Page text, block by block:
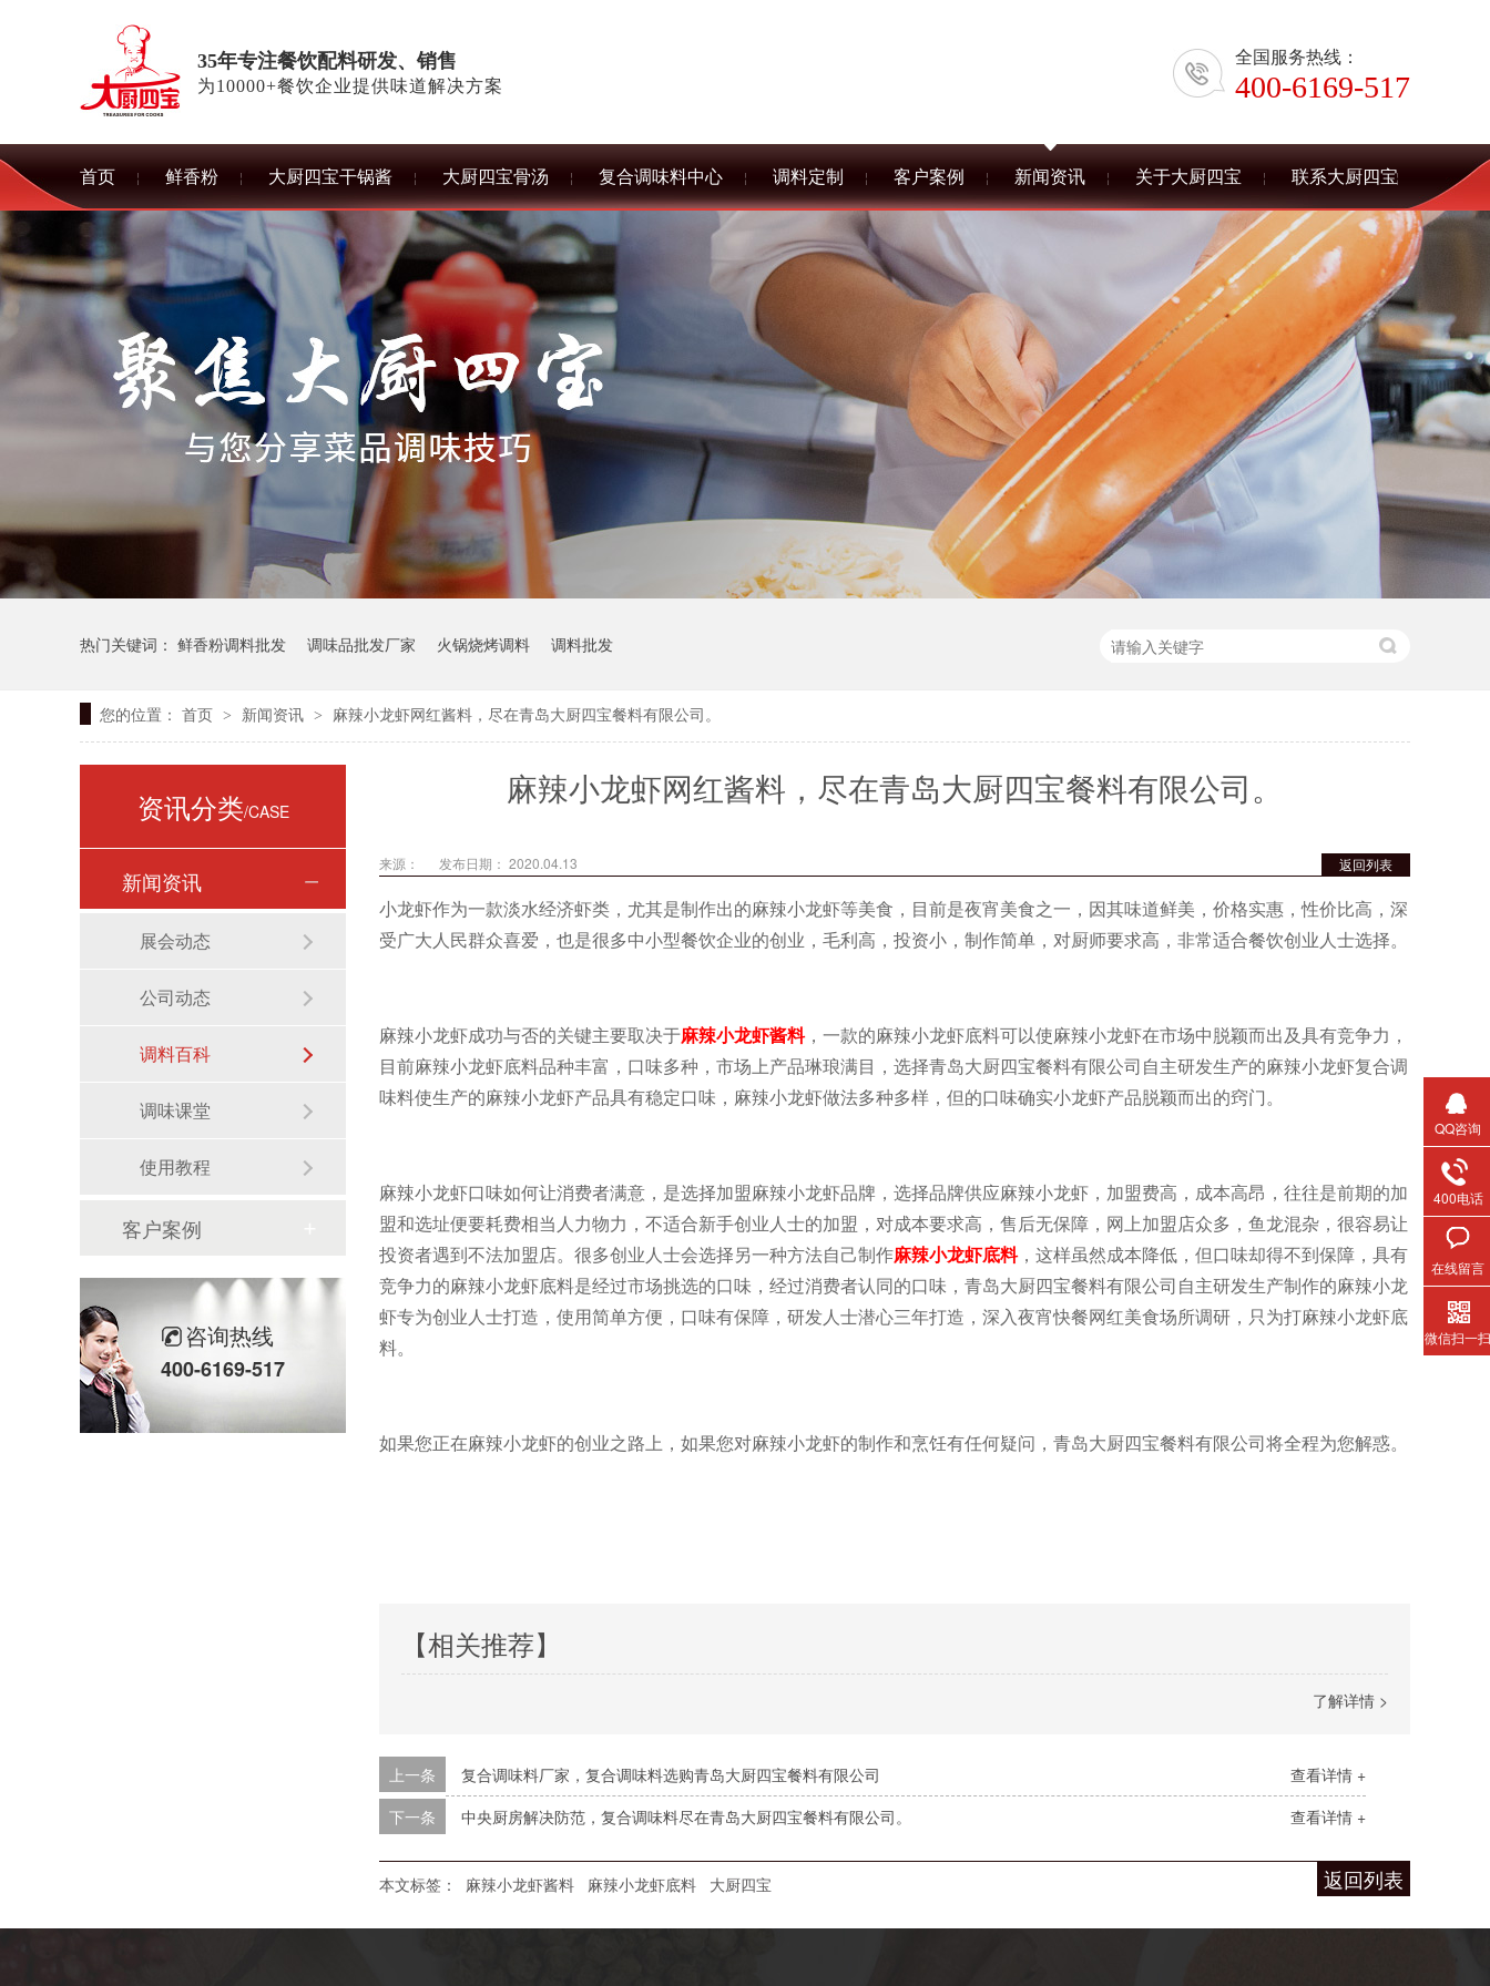
35年专注餐饮配料研发、销售
为10000+餐饮企业提供味道解决方案
全国服务热线：
400-6169-517
首页 鲜香粉 大厨四宝干锅酱 大厨四宝骨汤 复合调味料中心 调料定制 客户案例 新闻资讯 关于大厨四宝 联系大厨四宝
热门关键词： 鲜香粉调料批发 调味品批发厂家 火锅烧烤调料 调料批发
您的位置： 首页 > 新闻资讯 > 麻辣小龙虾网红酱料，尽在青岛大厨四宝餐料有限公司。
麻辣小龙虾网红酱料，尽在青岛大厨四宝餐料有限公司。
返回列表
来源： 发布日期： 2020.04.13
小龙虾作为一款淡水经济虾类，尤其是制作出的麻辣小龙虾等美食，目前是夜宵美食之一，因其味道鲜美，价格实惠，性价比高，深
受广大人民群众喜爱，也是很多中小型餐饮企业的创业，毛利高，投资小，制作简单，对厨师要求高，非常适合餐饮创业人士选择。
麻辣小龙虾成功与否的关键主要取决于麻辣小龙虾酱料，一款的麻辣小龙虾底料可以使麻辣小龙虾在市场中脱颖而出及具有竞争力，
目前麻辣小龙虾底料品种丰富，口味多种，市场上产品琳琅满目，选择青岛大厨四宝餐料有限公司自主研发生产的麻辣小龙虾复合调
味料使生产的麻辣小龙虾产品具有稳定口味，麻辣小龙虾做法多种多样，但的口味确实小龙虾产品脱颖而出的窍门。
麻辣小龙虾口味如何让消费者满意，是选择加盟麻辣小龙虾品牌，选择品牌供应麻辣小龙虾，加盟费高，成本高昂，往往是前期的加
盟和选址便要耗费相当人力物力，不适合新手创业人士的加盟，对成本要求高，售后无保障，网上加盟店众多，鱼龙混杂，很容易让
投资者遇到不法加盟店。很多创业人士会选择另一种方法自己制作麻辣小龙虾底料，这样虽然成本降低，但口味却得不到保障，具有
竞争力的麻辣小龙虾底料是经过市场挑选的口味，经过消费者认同的口味，青岛大厨四宝餐料有限公司自主研发生产制作的麻辣小龙
虾专为创业人士打造，使用简单方便，口味有保障，研发人士潜心三年打造，深入夜宵快餐网红美食场所调研，只为打麻辣小龙虾底
料。
如果您正在麻辣小龙虾的创业之路上，如果您对麻辣小龙虾的制作和烹饪有任何疑问，青岛大厨四宝餐料有限公司将全程为您解惑。
【相关推荐】
了解详情 >
查看详情 +
上一条
复合调味料厂家，复合调味料选购青岛大厨四宝餐料有限公司
查看详情 +
下一条 中央厨房解决防范，复合调味料尽在青岛大厨四宝餐料有限公司。
返回列表
本文标签： 麻辣小龙虾酱料 麻辣小龙虾底料 大厨四宝
资讯分类/CASE
新闻资讯
展会动态
公司动态
调料百科
调味课堂
使用教程
客户案例
咨询热线
400-6169-517
QQ咨询
400电话
在线留言
微信扫一扫